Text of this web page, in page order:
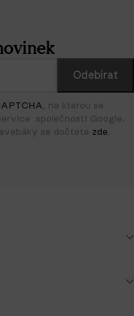
, na kterou se
společnosti Google.
se dočtete zde